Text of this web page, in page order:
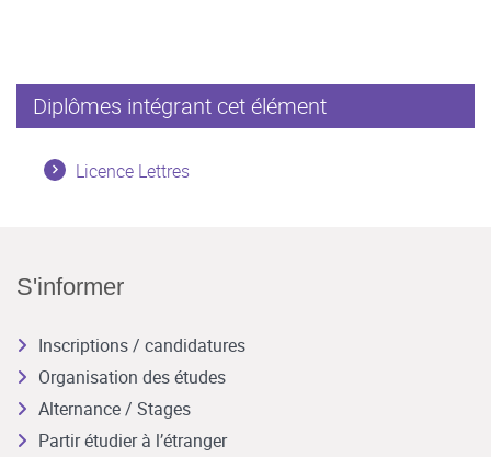
Diplômes intégrant cet élément
Licence Lettres
S'informer
Inscriptions / candidatures
Organisation des études
Alternance / Stages
Partir étudier à l’étranger